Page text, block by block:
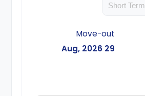
Short Term
Move-out
29 Aug, 2026